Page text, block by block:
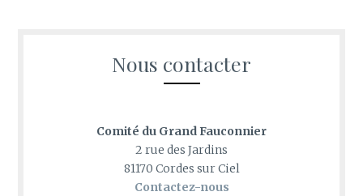
Nous contacter
Comité du Grand Fauconnier
2 rue des Jardins
81170 Cordes sur Ciel
Contactez-nous